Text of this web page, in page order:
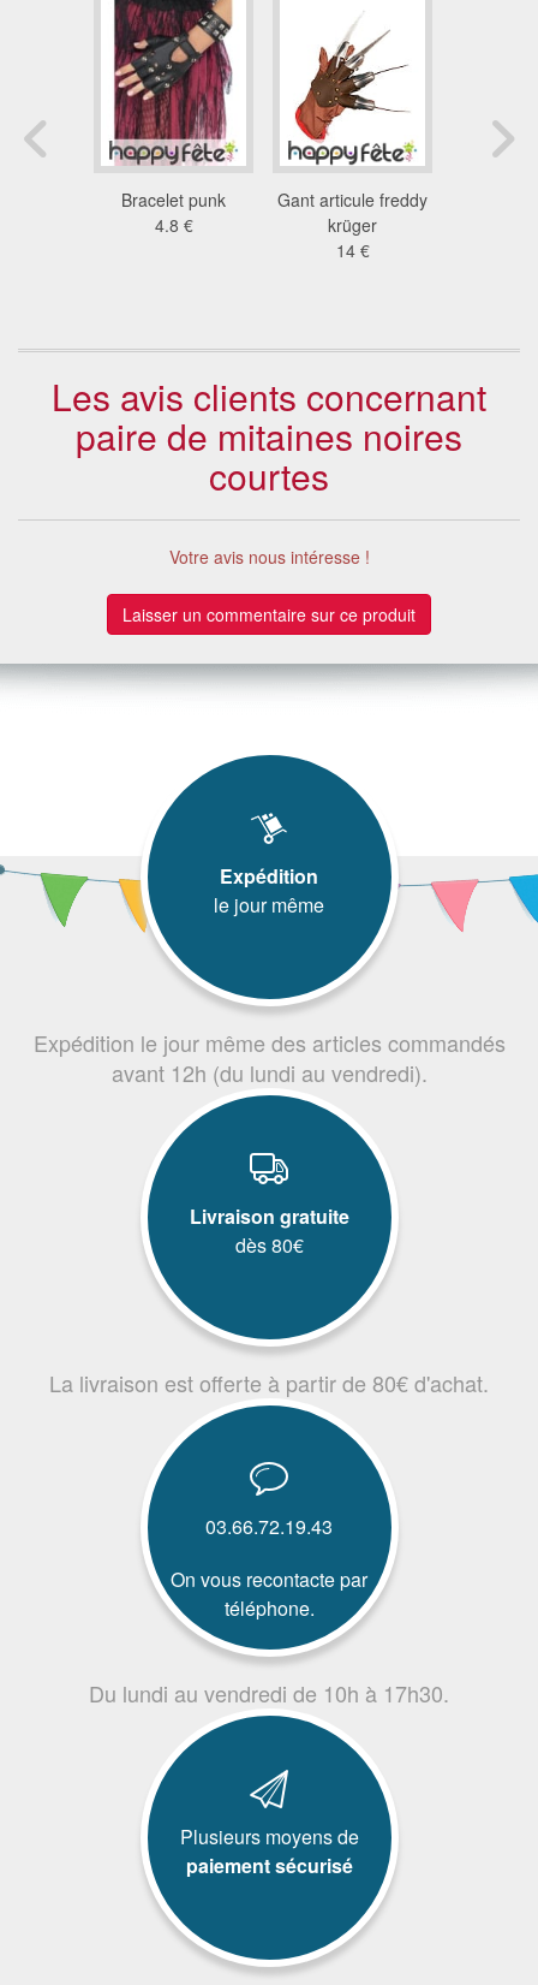
Bracelet punk
4.8 €
Gant articule freddy
krüger
14 €
Les avis clients concernant
paire de mitaines noires
courtes
Votre avis nous intéresse !
Laisser un commentaire sur ce produit
Expédition
le jour même
Expédition le jour même des articles commandés
avant 12h (du lundi au vendredi).
Livraison gratuite
dès 80€
La livraison est offerte à partir de 80€ d'achat.
03.66.72.19.43
On vous recontacte par
téléphone.
Du lundi au vendredi de 10h à 17h30.
Plusieurs moyens de
paiement sécurisé